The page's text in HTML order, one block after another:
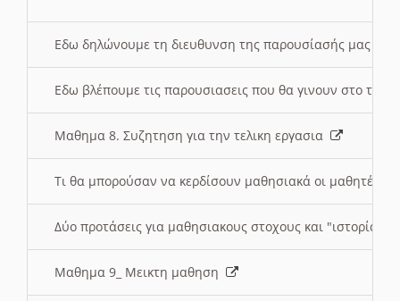
Εδω δηλώνουμε τη διευθυνση της παρουσίασής μας
Εδω βλέπουμε τις παρουσιασεις που θα γινουν στο
Μαθημα 8. Συζητηση για την τελικη εργασια
Τι θα μπορούσαν να κερδίσουν μαθησιακά οι μαθητές/
Δύο προτάσεις για μαθησιακους στοχους και "ιστορία"
Μαθημα 9_ Μεικτη μαθηση